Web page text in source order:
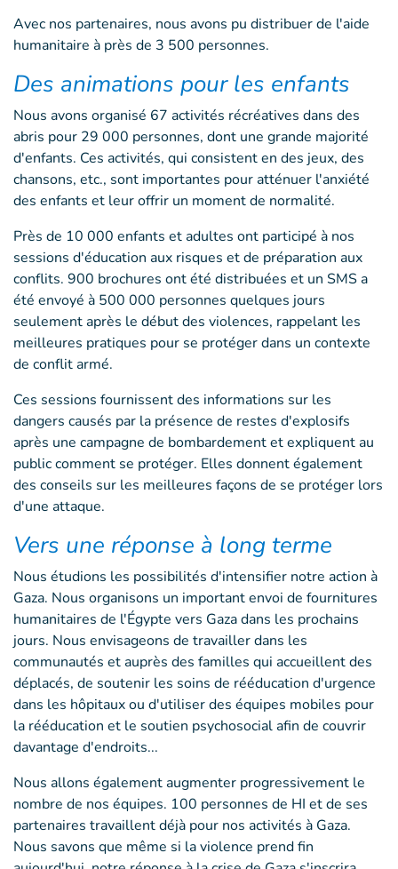
Avec nos partenaires, nous avons pu distribuer de l'aide
humanitaire à près de 3 500 personnes.
Des animations pour les enfants
Nous avons organisé 67 activités récréatives dans des
abris pour 29 000 personnes, dont une grande majorité
d'enfants. Ces activités, qui consistent en des jeux, des
chansons, etc., sont importantes pour atténuer l'anxiété
des enfants et leur offrir un moment de normalité.
Près de 10 000 enfants et adultes ont participé à nos
sessions d'éducation aux risques et de préparation aux
conflits. 900 brochures ont été distribuées et un SMS a
été envoyé à 500 000 personnes quelques jours
seulement après le début des violences, rappelant les
meilleures pratiques pour se protéger dans un contexte
de conflit armé.
Ces sessions fournissent des informations sur les
dangers causés par la présence de restes d'explosifs
après une campagne de bombardement et expliquent au
public comment se protéger. Elles donnent également
des conseils sur les meilleures façons de se protéger lors
d'une attaque.
Vers une réponse à long terme
Nous étudions les possibilités d'intensifier notre action à
Gaza. Nous organisons un important envoi de fournitures
humanitaires de l'Égypte vers Gaza dans les prochains
jours. Nous envisageons de travailler dans les
communautés et auprès des familles qui accueillent des
déplacés, de soutenir les soins de rééducation d'urgence
dans les hôpitaux ou d'utiliser des équipes mobiles pour
la rééducation et le soutien psychosocial afin de couvrir
davantage d'endroits...
Nous allons également augmenter progressivement le
nombre de nos équipes. 100 personnes de HI et de ses
partenaires travaillent déjà pour nos activités à Gaza.
Nous savons que même si la violence prend fin